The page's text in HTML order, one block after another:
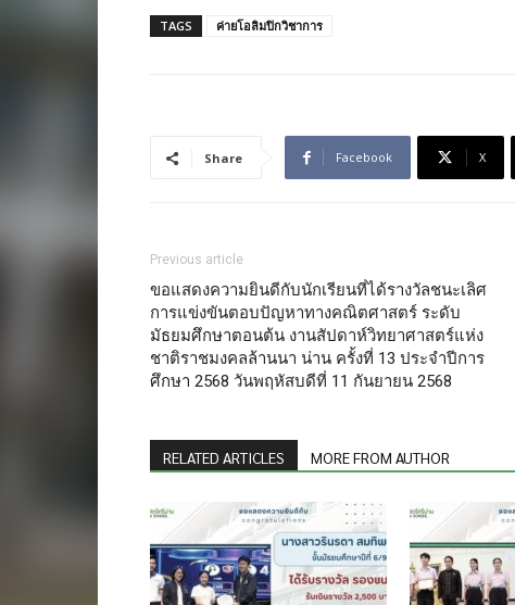
TAGS ค่ายโอลิมปิกวิชาการ
Share Facebook X
Previous article
ขอแสดงความยินดีกับนักเรียนที่ได้รางวัลชนะเลิศ
การแข่งขันตอบปัญหาทางคณิตศาสตร์ ระดับ
มัธยมศึกษาตอนต้น งานสัปดาห์วิทยาศาสตร์แห่ง
ชาติราชมงคลล้านนา น่าน ครั้งที่ 13 ประจำปีการ
ศึกษา 2568 วันพฤหัสบดีที่ 11 กันยายน 2568
RELATED ARTICLES MORE FROM AUTHOR